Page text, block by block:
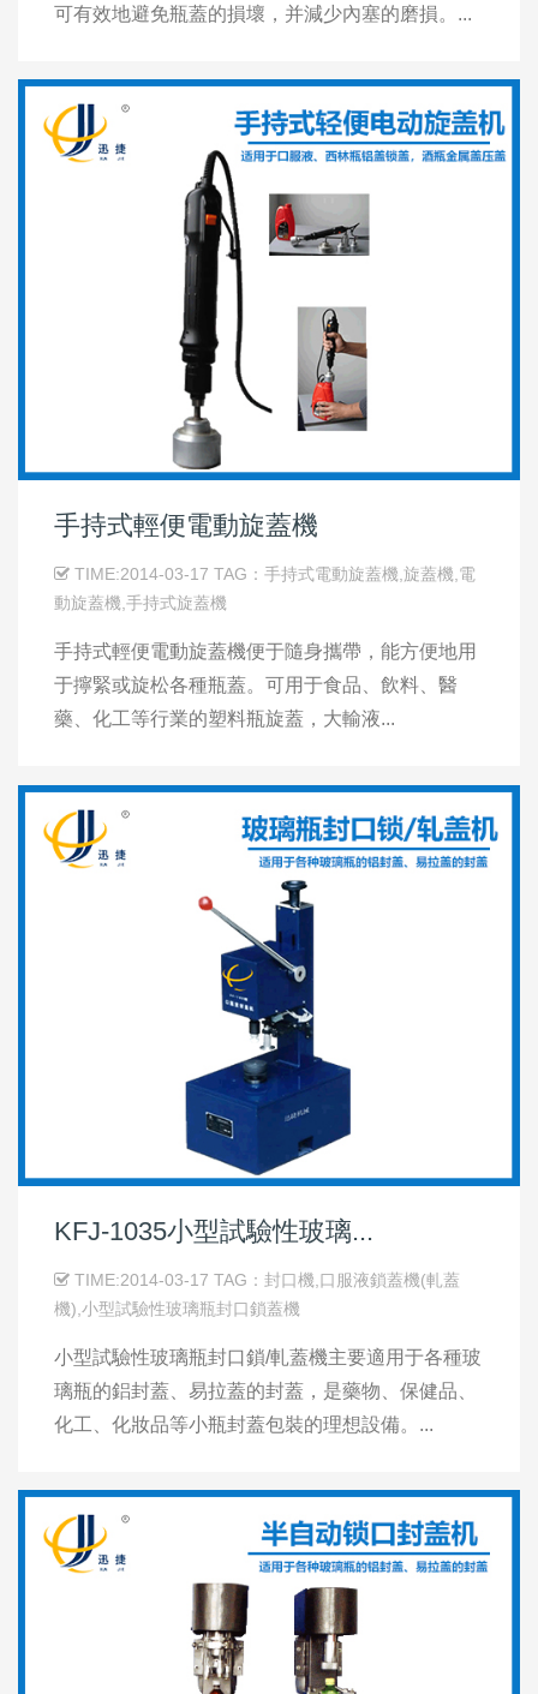
可有效地避免瓶蓋的損壞，并減少內塞的磨損。...
手持式輕便電動旋蓋機
TIME:2014-03-17 TAG：手持式電動旋蓋機,旋蓋機,電
動旋蓋機,手持式旋蓋機
手持式輕便電動旋蓋機便于隨身攜帶，能方便地用
于擰緊或旋松各種瓶蓋。可用于食品、飲料、醫
藥、化工等行業的塑料瓶旋蓋，大輸液...
KFJ-1035小型試驗性玻璃...
TIME:2014-03-17 TAG：封口機,口服液鎖蓋機(軋蓋
機),小型試驗性玻璃瓶封口鎖蓋機
小型試驗性玻璃瓶封口鎖/軋蓋機主要適用于各種玻
璃瓶的鋁封蓋、易拉蓋的封蓋，是藥物、保健品、
化工、化妝品等小瓶封蓋包裝的理想設備。...